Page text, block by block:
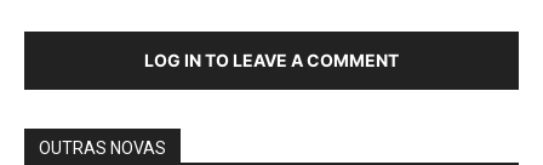
LOG IN TO LEAVE A COMMENT
OUTRAS NOVAS